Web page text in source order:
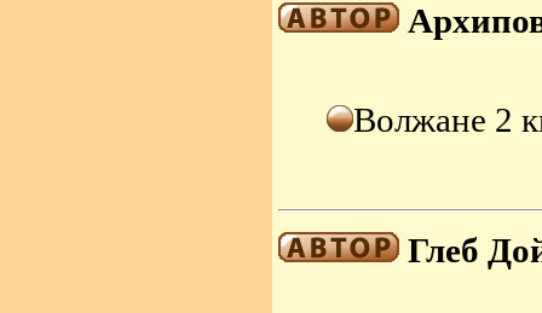
Волжане 2
Глеб